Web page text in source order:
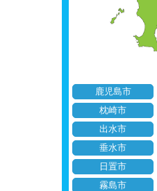
鹿児島市
枕崎市
出水市
垂水市
日置市
霧島市